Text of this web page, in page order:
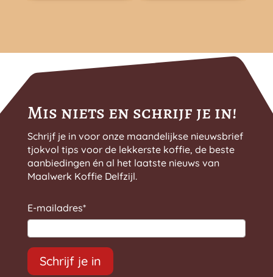
€ 25,99
productpagina
€ 16,99
Mis niets en schrijf je in!
Schrijf je in voor onze maandelijkse nieuwsbrief
tjokvol tips voor de lekkerste koffie, de beste
aanbiedingen én al het laatste nieuws van
Maalwerk Koffie Delfzijl.
E-mailadres*
Schrijf je in